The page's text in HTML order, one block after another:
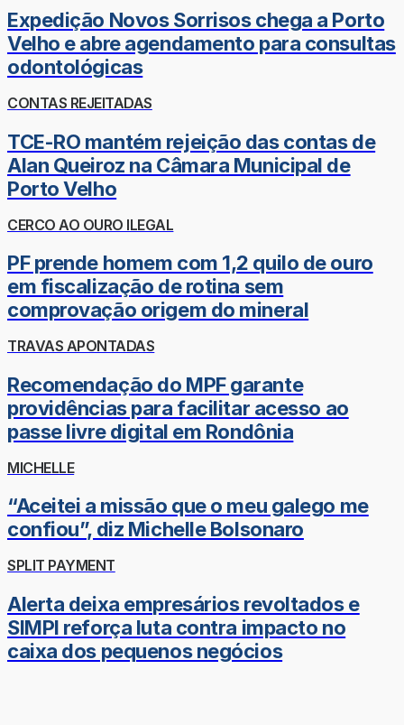
Expedição Novos Sorrisos chega a Porto
Velho e abre agendamento para consultas
odontológicas
CONTAS REJEITADAS
TCE-RO mantém rejeição das contas de
Alan Queiroz na Câmara Municipal de
Porto Velho
CERCO AO OURO ILEGAL
PF prende homem com 1,2 quilo de ouro
em fiscalização de rotina sem
comprovação origem do mineral
TRAVAS APONTADAS
Recomendação do MPF garante
providências para facilitar acesso ao
passe livre digital em Rondônia
MICHELLE
“Aceitei a missão que o meu galego me
confiou”, diz Michelle Bolsonaro
SPLIT PAYMENT
Alerta deixa empresários revoltados e
SIMPI reforça luta contra impacto no
caixa dos pequenos negócios